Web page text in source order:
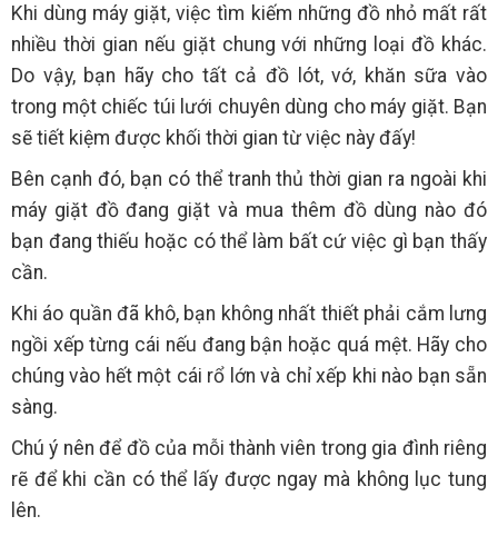
Khi dùng máy giặt, việc tìm kiếm những đồ nhỏ mất rất
nhiều thời gian nếu giặt chung với những loại đồ khác.
Do vậy, bạn hãy cho tất cả đồ lót, vớ, khăn sữa vào
trong một chiếc túi lưới chuyên dùng cho máy giặt. Bạn
sẽ tiết kiệm được khối thời gian từ việc này đấy!
Bên cạnh đó, bạn có thể tranh thủ thời gian ra ngoài khi
máy giặt đồ đang giặt và mua thêm đồ dùng nào đó
bạn đang thiếu hoặc có thể làm bất cứ việc gì bạn thấy
cần.
Khi áo quần đã khô, bạn không nhất thiết phải cắm lưng
ngồi xếp từng cái nếu đang bận hoặc quá mệt. Hãy cho
chúng vào hết một cái rổ lớn và chỉ xếp khi nào bạn sẵn
sàng.
Chú ý nên để đồ của mỗi thành viên trong gia đình riêng
rẽ để khi cần có thể lấy được ngay mà không lục tung
lên.